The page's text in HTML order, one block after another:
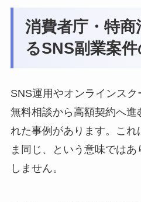
消費者庁・特
るSNS副業案
SNS運用やオンラインスク
無料相談から高額契約へ進
れた事例があります。これ
ま同じ、という意味では
しません。